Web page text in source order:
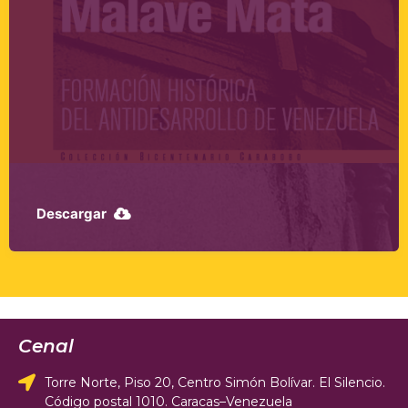
Cenal
Torre Norte, Piso 20, Centro Simón Bolívar. El Silencio.
Código postal 1010. Caracas–Venezuela